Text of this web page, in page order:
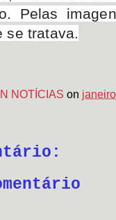
Pelas
se tratava.
NOTÍCIAS on